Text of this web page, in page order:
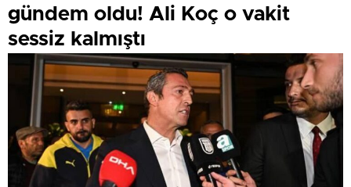
gündem oldu! Ali Koç o vakit
sessiz kalmıştı